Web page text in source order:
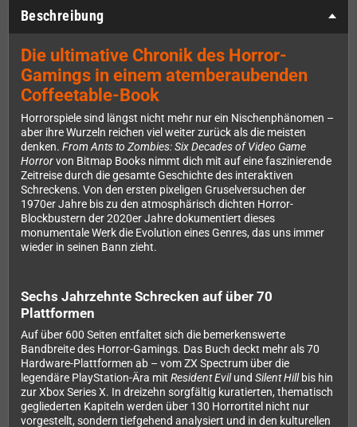
Beschreibung
Die ultimative Chronik des Horror-
Gamings in einem atemberaubenden
Coffeetable-Book
Horrorspiele sind längst nicht mehr nur ein Nischenphänomen –
aber ihre Wurzeln reichen viel weiter zurück als die meisten
denken. From Ants to Zombies: Six Decades of Video Game
Horrorvon Bitmap Books nimmt dich mit auf eine faszinierende
Zeitreise durch die gesamte Geschichte des interaktiven
Schreckens. Von den ersten pixeligen Gruselversuchen der
1970er Jahre bis zu den atmosphärisch dichten Horror-
Blockbustern der 2020er Jahre dokumentiert dieses
monumentale Werk die Evolution eines Genres, das uns immer
wieder in seinen Bann zieht.
Sechs Jahrzehnte Schrecken auf über 70
Plattformen
Auf über 600 Seiten entfaltet sich die bemerkenswerte
Bandbreite des Horror-Gamings. Das Buch deckt mehr als 70
Hardware-Plattformen ab – vom ZX Spectrum über die
legendäre PlayStation-Ära mit Resident Evilund Silent Hillbis hin
zur Xbox Series X. In dreizehn sorgfältig kuratierten, thematisch
gegliederten Kapiteln werden über 130 Horrortitel nicht nur
vorgestellt, sondern tiefgehend analysiert und in den kulturellen